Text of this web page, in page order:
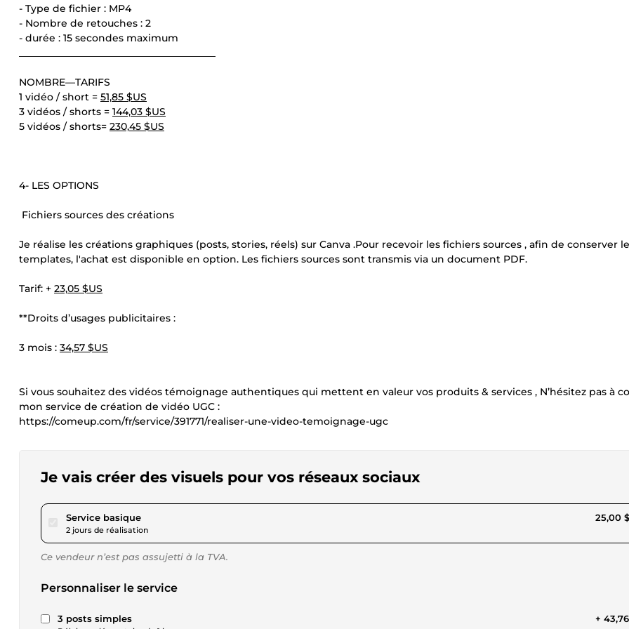
- Type de fichier : MP4
- Nombre de retouches : 2
- durée : 15 secondes maximum
NOMBRE—TARIFS
1 vidéo / short = 51,85 $US
3 vidéos / shorts = 144,03 $US
5 vidéos / shorts= 230,45 $US
4- LES OPTIONS
Fichiers sources des créations
Je réalise les créations graphiques (posts, stories, réels) sur Canva .Pour recevoir les fichiers sources , afin de conserver
templates, l'achat est disponible en option. Les fichiers sources sont transmis via un document PDF.
Tarif: + 23,05 $US
**Droits d’usages publicitaires :
3 mois : 34,57 $US
Si vous souhaitez des vidéos témoignage authentiques qui mettent en valeur vos produits & services , N’hésitez pas à
mon service de création de vidéo UGC :
https://comeup.com/fr/service/391771/realiser-une-video-temoignage-ugc
Je vais créer des visuels pour vos réseaux sociaux
Service basiquepour 23,05 $US
2 jours de réalisation
25,00
Ce vendeur n’est pas assujetti à la TVA.
Personnaliser le service
3 posts simples +